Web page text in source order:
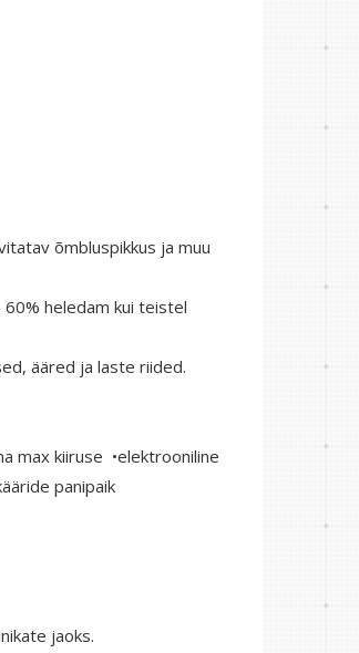
õmbluspikkus ja muu
heledam kui teistel
ääred ja laste riided.
max kiiruse •elektrooniline
panipaik
jaoks.